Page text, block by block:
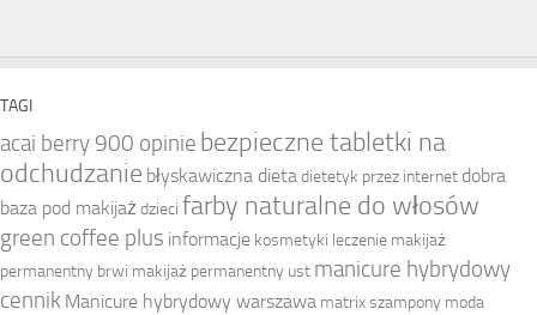
TAGI
acai berry 900 opinie bezpieczne tabletki na
odchudzanie błyskawiczna dietadietetyk przez internet dobra
baza pod makijażdzieci farby naturalne do włosów
green coffee plus informacje kosmetyki leczenie makijaż
permanentny brwi makijaż permanentny ust manicure hybrydowy
cennik Manicure hybrydowy warszawa matrix szampony moda